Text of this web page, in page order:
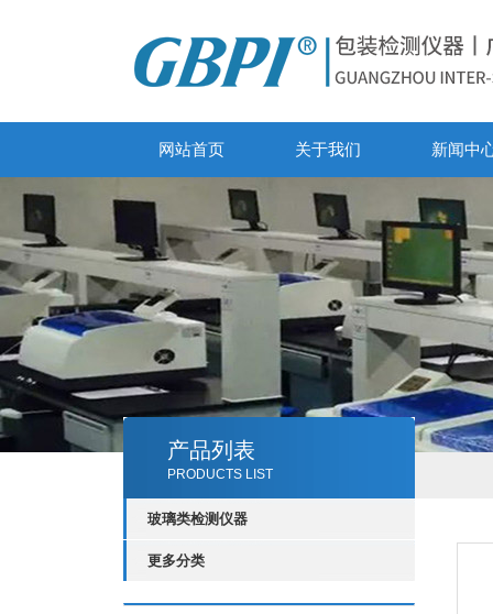
网站首页 关于我们 新闻中
产品列表
PRODUCTS LIST
玻璃类检测仪器
更多分类